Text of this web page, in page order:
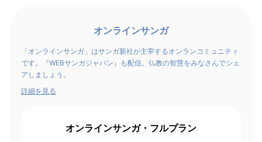
オンラインサンガ
「オンラインサンガ」はサンガ新社が主宰するオンランコミュニティ
です。『WEBサンガジャパン』も配信。仏教の智慧をみなさんでシェ
アしましょう。
詳細を見る
オンラインサンガ・フルプラン